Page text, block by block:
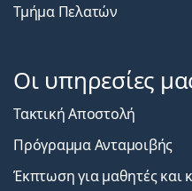
Τμήμα Πελατών
Οι υπηρεσίες
Τακτική Αποστολή
Πρόγραμμα Ανταμοιβής
Έκπτωση για μαθητές και